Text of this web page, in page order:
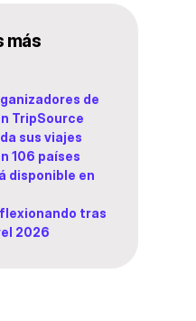
más
de
TripSource
sus viajes
106 países
disponible en
tras
2026